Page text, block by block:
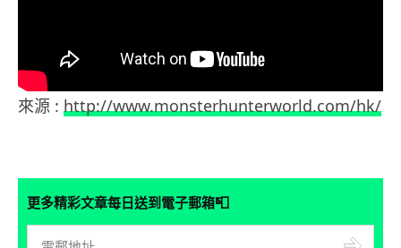
來源 : http://www.monsterhunterworld.com/hk/
更多精彩文章每日送到電子郵箱📮